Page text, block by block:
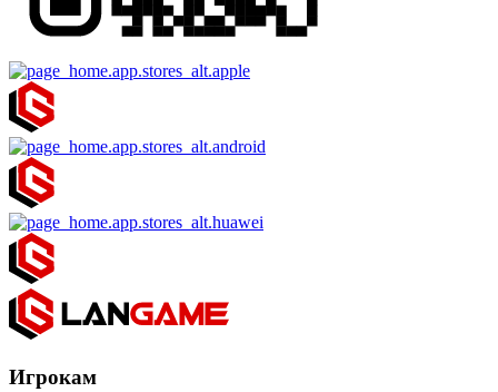
Игрокам